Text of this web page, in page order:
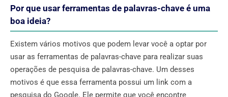
Por que usar ferramentas de palavras-chave é uma
boa ideia?
Existem vários motivos que podem levar você a optar por
usar as ferramentas de palavras-chave para realizar suas
operações de pesquisa de palavras-chave. Um desses
motivos é que essa ferramenta possui um link com a
pesquisa do Google. Ele permite que você encontre